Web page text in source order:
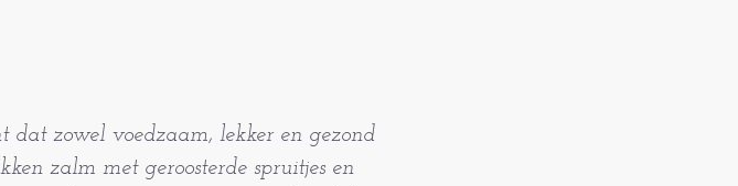
dat zowel voedzaam, lekker en gezond
zalm met geroosterde spruitjes en